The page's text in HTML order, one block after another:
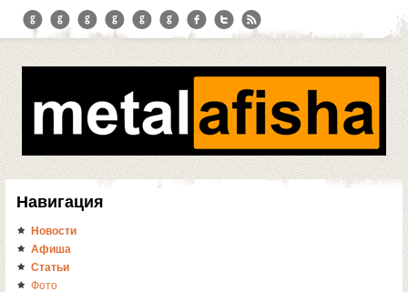
Навигация
Новости
Афиша
Статьи
Фото